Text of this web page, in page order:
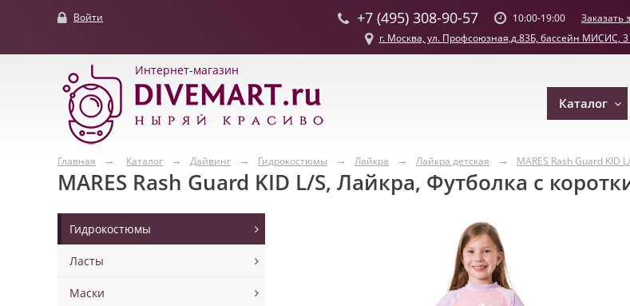
Войти +7 (495) 308-90-57 10:00-19:00 Заказать
г. Москва, ул. Профсоюзная,д.83Б, бассейн МИСИС, 3
Интернет-магазин
Каталог
Главная Каталог Дайвинг Гидрокостюмы Лайкра Лайкра детская MARES Rash Guard KID
MARES Rash Guard KID L/S, Лайкра, Футболка с
Гидрокостюмы
Ласты
Маски